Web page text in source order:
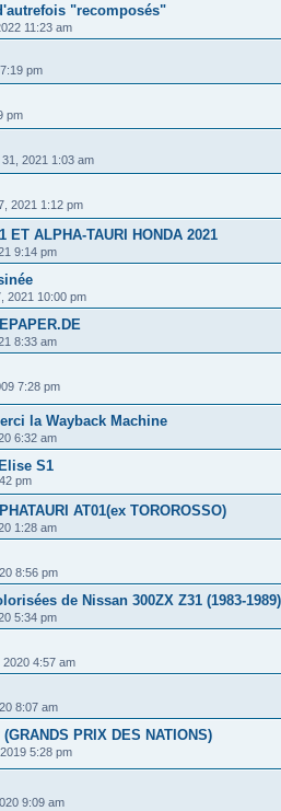
"recomposés"
11:23 am
pm
pm
2021 1:03 am
2021 1:12 pm
ET ALPHA-TAURI HONDA 2021
9:14 pm
2021 10:00 pm
8:33 am
7:28 pm
la Wayback Machine
6:32 am
S1
pm
AT01(ex TOROROSSO)
1:28 am
8:56 pm
de Nissan 300ZX Z31 (1983-1989)
5:34 pm
4:57 am
8:07 am
PRIX DES NATIONS)
5:28 pm
9:09 am